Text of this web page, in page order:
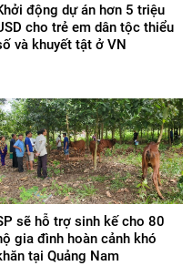
động dự án hơn 5 triệu
cho trẻ em dân tộc thiểu
và khuyết tật ở VN
sẽ hỗ trợ sinh kế cho 80
gia đình hoàn cảnh khó
tại Quảng Nam